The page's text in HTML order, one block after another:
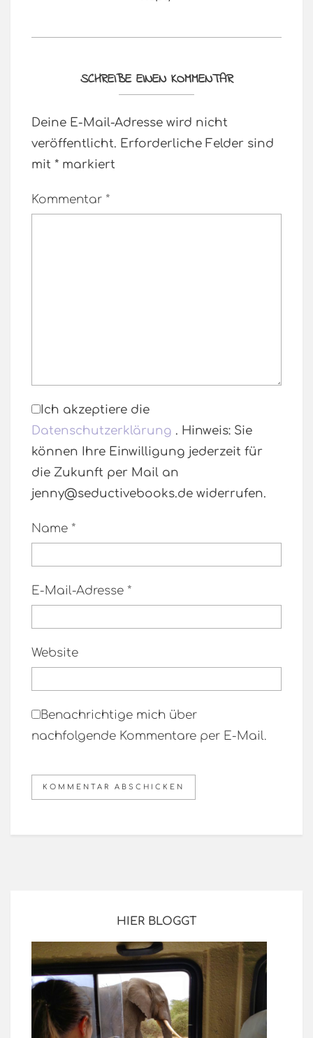
SCHREIBE EINEN KOMMENTAR
Deine E-Mail-Adresse wird nicht
veröffentlicht. Erforderliche Felder sind
mit * markiert
Kommentar *
Ich akzeptiere die
Datenschutzerklärung . Hinweis: Sie
können Ihre Einwilligung jederzeit für
die Zukunft per Mail an
jenny@seductivebooks.de widerrufen.
Name *
E-Mail-Adresse *
Website
Benachrichtige mich über
nachfolgende Kommentare per E-Mail.
HIER BLOGGT